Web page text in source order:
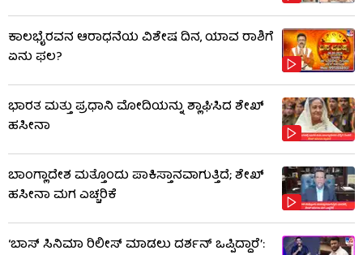
ಕಾಲಭೈರವನ ಆರಾಧನೆಯ ವಿಶೇಷ ದಿನ, ಯಾವ ರಾಶಿಗೆ
ಏನು ಫಲ?
ಭಾರತ ಮತ್ತು ಪ್ರಧಾನಿ ಮೋದಿಯನ್ನು ಶ್ಲಾಘಿಸಿದ ಶೇಖ್
ಹಸೀನಾ
ಬಾಂಗ್ಲಾದೇಶ ಮತ್ತೊಂದು ಪಾಕಿಸ್ತಾನವಾಗುತ್ತಿದೆ; ಶೇಖ್
ಹಸೀನಾ ಮಗ ಎಚ್ಚರಿಕೆ
‘ಬಾಸ್ ಸಿನಿಮಾ ರಿಲೀಸ್ ಮಾಡಲು ದರ್ಶನ್ ಒಪ್ಪಿದ್ದಾರೆ’: